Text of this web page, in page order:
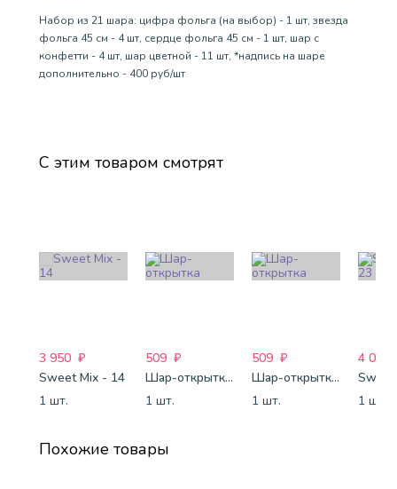
Набор из 21 шара: цифра фольга (на выбор) - 1 шт, звезда
фольга 45 см - 4 шт, сердце фольга 45 см - 1 шт, шар с
конфетти - 4 шт, шар цветной - 11 шт, *надпись на шаре
дополнительно - 400 руб/шт
С этим товаром смотрят
3 950 ₽
Sweet Mix - 14
1 шт.
509 ₽
Шар-открытка "Сердце" (45 см) - 2
1 шт.
509 ₽
Шар-открытка "Звезда" (45 см) - 1
1 шт.
4 088
1 шт.
Похожие товары